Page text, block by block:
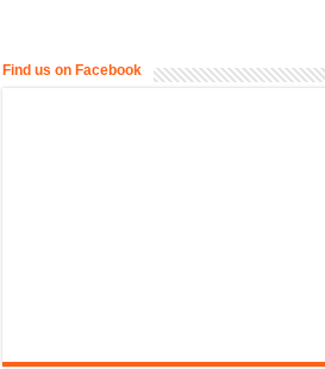
Find us on Facebook